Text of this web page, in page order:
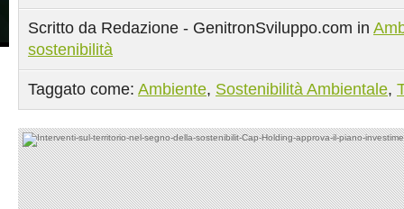
Scritto da Redazione - GenitronSviluppo.com in
sostenibilità
Taggato come: Ambiente, Sostenibilità Ambientale,